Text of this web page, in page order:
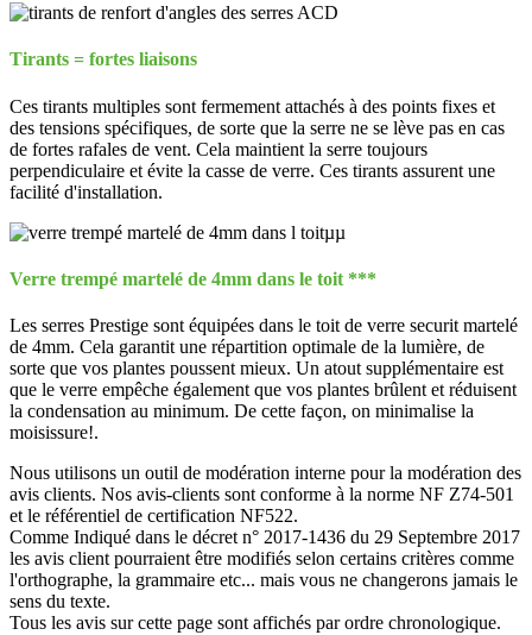
Tirants = fortes liaisons
Ces tirants multiples sont fermement attachés à des points fixes et
des tensions spécifiques, de sorte que la serre ne se lève pas en cas
de fortes rafales de vent. Cela maintient la serre toujours
perpendiculaire et évite la casse de verre. Ces tirants assurent une
facilité d'installation.
Verre trempé martelé de 4mm dans le toit ***
Les serres Prestige sont équipées dans le toit de verre securit martelé
de 4mm. Cela garantit une répartition optimale de la lumière, de
sorte que vos plantes poussent mieux. Un atout supplémentaire est
que le verre empêche également que vos plantes brûlent et réduisent
la condensation au minimum. De cette façon, on minimalise la
moisissure!.
Nous utilisons un outil de modération interne pour la modération des
avis clients. Nos avis-clients sont conforme à la norme NF Z74-501
et le référentiel de certification NF522.
Comme Indiqué dans le décret n° 2017-1436 du 29 Septembre 2017
les avis client pourraient être modifiés selon certains critères comme
l'orthographe, la grammaire etc... mais vous ne changerons jamais le
sens du texte.
Tous les avis sur cette page sont affichés par ordre chronologique.